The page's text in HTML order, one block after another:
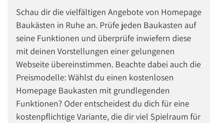
Schau dir die vielfältigen Angebote von Homepage
Baukästen in Ruhe an. Prüfe jeden Baukasten auf
seine Funktionen und überprüfe inwiefern diese
mit deinen Vorstellungen einer gelungenen
Webseite übereinstimmen. Beachte dabei auch die
Preismodelle: Wählst du einen kostenlosen
Homepage Baukasten mit grundlegenden
Funktionen? Oder entscheidest du dich für eine
kostenpflichtige Variante, die dir viel Spielraum für